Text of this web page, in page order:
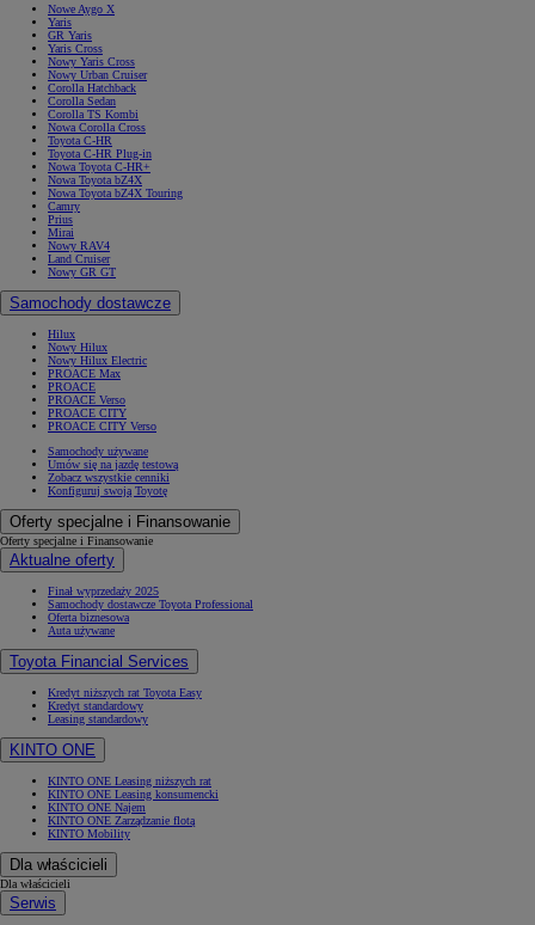
Nowe Aygo X
Yaris
GR Yaris
Yaris Cross
Nowy Yaris Cross
Nowy Urban Cruiser
Corolla Hatchback
Corolla Sedan
Corolla TS Kombi
Nowa Corolla Cross
Toyota C-HR
Toyota C-HR Plug-in
Nowa Toyota C-HR+
Nowa Toyota bZ4X
Nowa Toyota bZ4X Touring
Camry
Prius
Mirai
Nowy RAV4
Land Cruiser
Nowy GR GT
Samochody dostawcze
Hilux
Nowy Hilux
Nowy Hilux Electric
PROACE Max
PROACE
PROACE Verso
PROACE CITY
PROACE CITY Verso
Samochody używane
Umów się na jazdę testową
Zobacz wszystkie cenniki
Konfiguruj swoją Toyotę
Oferty specjalne i Finansowanie
Oferty specjalne i Finansowanie
Aktualne oferty
Finał wyprzedaży 2025
Samochody dostawcze Toyota Professional
Oferta biznesowa
Auta używane
Toyota Financial Services
Kredyt niższych rat Toyota Easy
Kredyt standardowy
Leasing standardowy
KINTO ONE
KINTO ONE Leasing niższych rat
KINTO ONE Leasing konsumencki
KINTO ONE Najem
KINTO ONE Zarządzanie flotą
KINTO Mobility
Dla właścicieli
Dla właścicieli
Serwis